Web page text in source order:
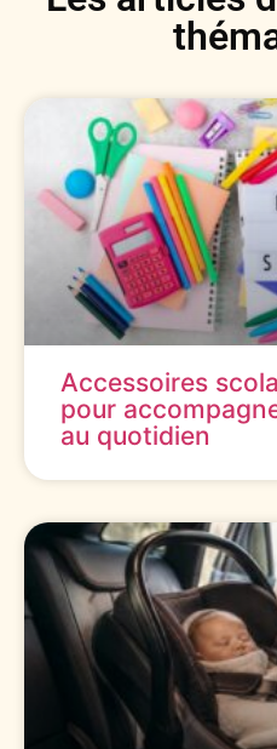
Accessoires
pour
au quotidien